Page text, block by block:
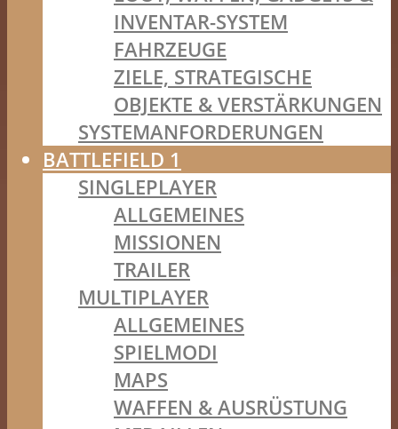
INVENTAR-SYSTEM
FAHRZEUGE
ZIELE, STRATEGISCHE
OBJEKTE & VERSTÄRKUNGEN
SYSTEMANFORDERUNGEN
BATTLEFIELD 1
SINGLEPLAYER
ALLGEMEINES
MISSIONEN
TRAILER
MULTIPLAYER
ALLGEMEINES
SPIELMODI
MAPS
WAFFEN & AUSRÜSTUNG